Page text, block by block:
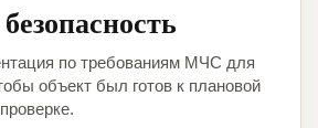
по требованиям МЧС для
объект был готов к плановой